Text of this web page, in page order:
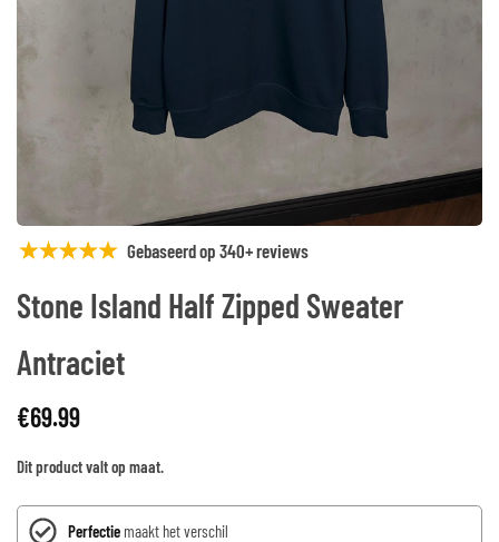
Gebaseerd op 340+ reviews
Stone Island Half Zipped Sweater
Antraciet
€69.99
Dit product valt op maat.
Perfectie maakt het verschil